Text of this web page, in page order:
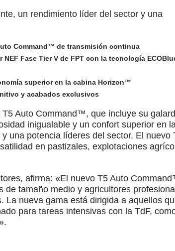
un rendimiento líder del sector y una
Command™ de transmisión continua
Fase Tier V de FPT con la tecnología
superior en la cabina Horizon™
y acabados exclusivos
Auto Command™, que incluye su
inigualable y un confort superior en
una potencia líderes del sector. El nuevo
en pastizales, explotaciones
afirma: «El nuevo T5 Auto
de tamaño medio y agricultores
La nueva gama está dirigida a aquellos
para tareas intensivas con la TdF,